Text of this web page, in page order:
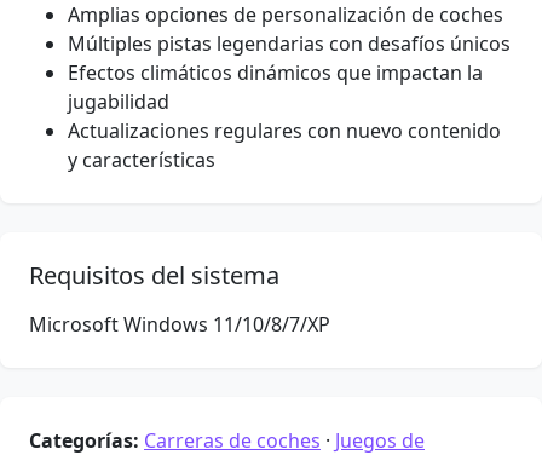
Amplias opciones de personalización de coches
Múltiples pistas legendarias con desafíos únicos
Efectos climáticos dinámicos que impactan la
jugabilidad
Actualizaciones regulares con nuevo contenido
y características
Requisitos del sistema
Microsoft Windows 11/10/8/7/XP
Categorías: Carreras de coches · Juegos de